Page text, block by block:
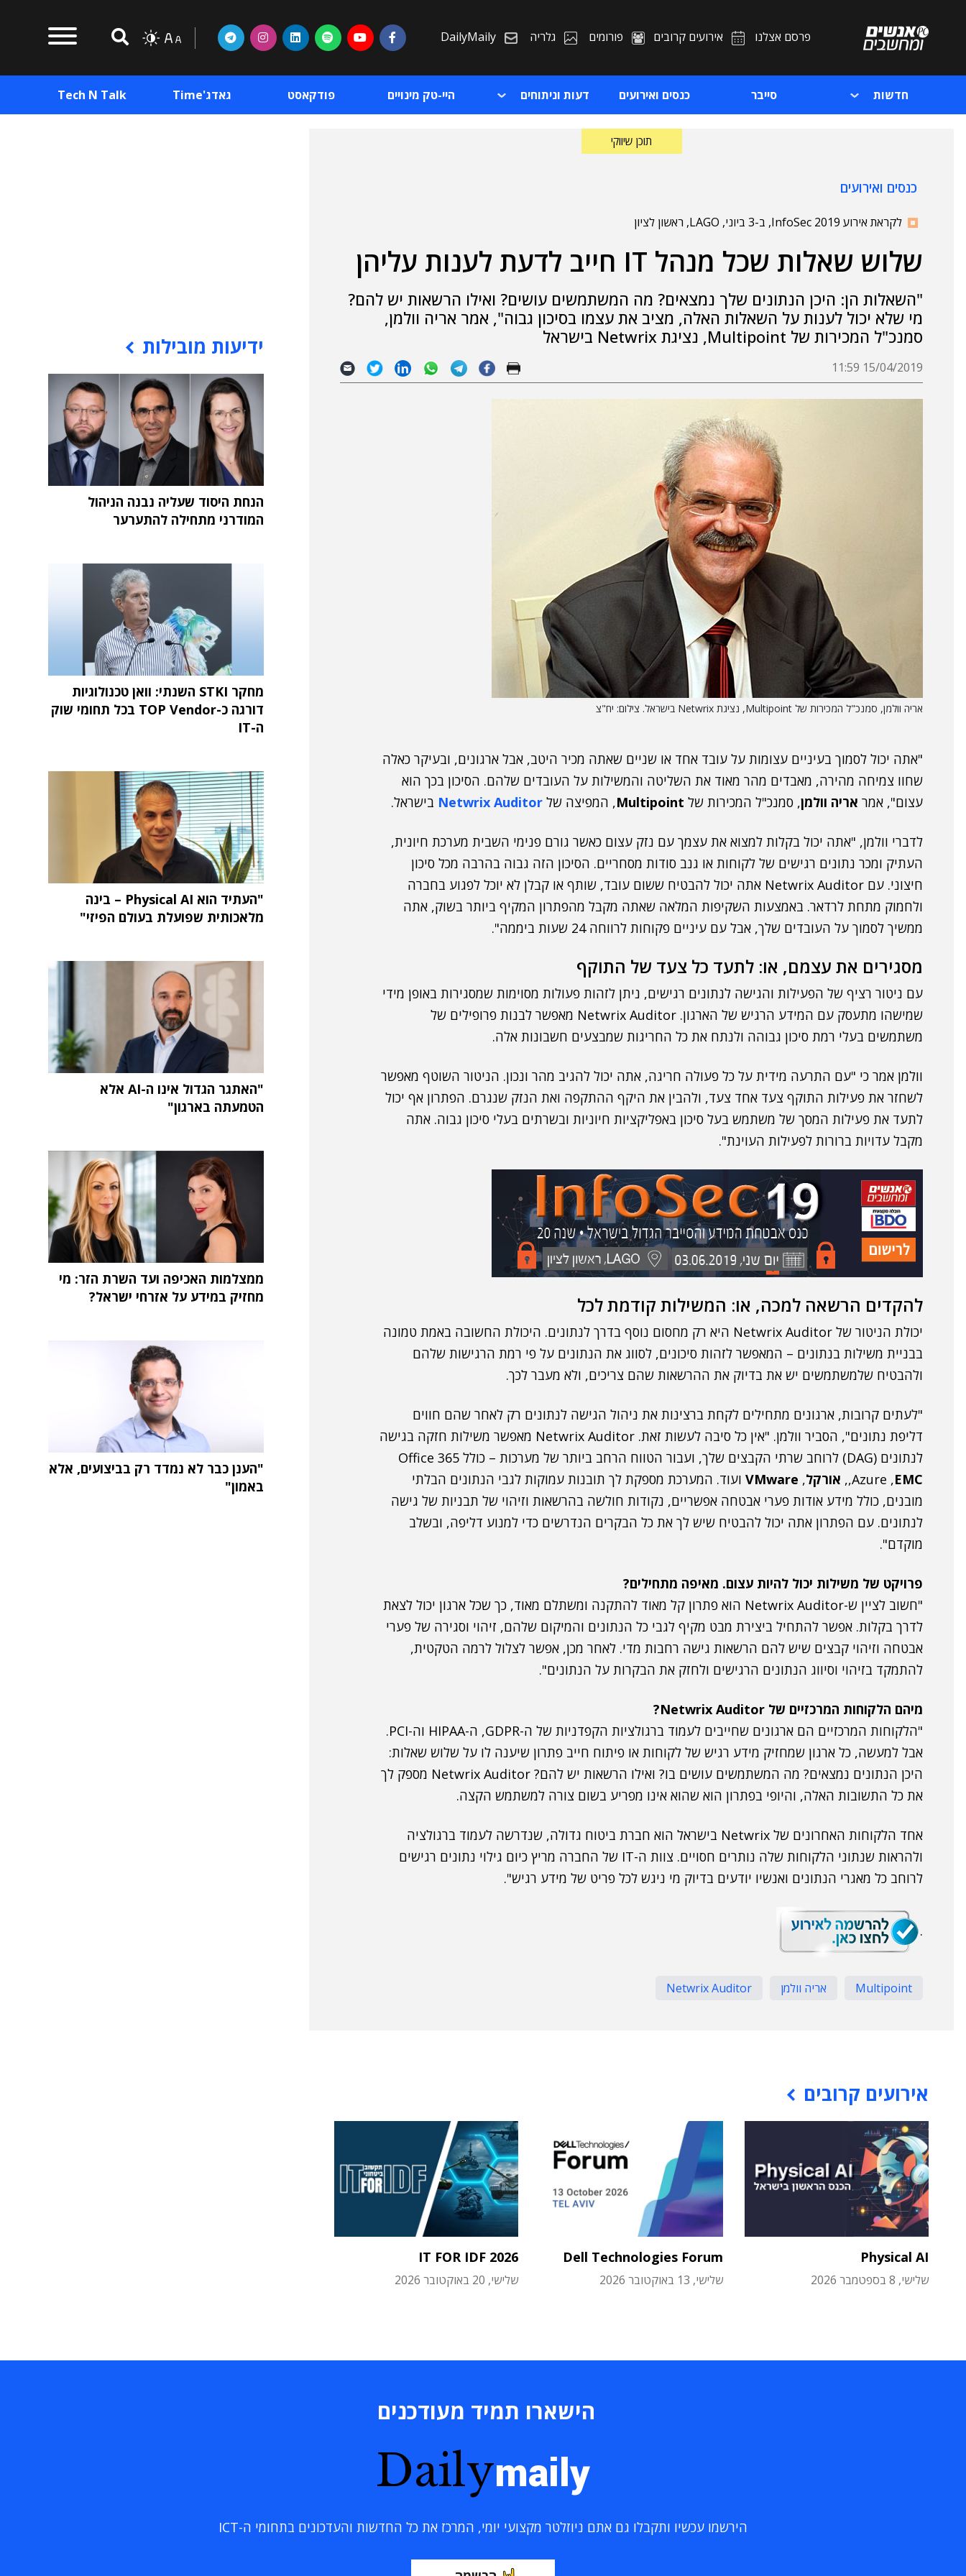
פרסם אצלנו אירועים קרובים פורומים גלריה DailyMaily
חדשות סייבר כנסים ואירועים דעות וניתוחים היי-טק מינויים פודקאסט גאדג'Time Tech N Talk
תוכן שיווקי
כנסים ואירועים
לקראת אירוע InfoSec 2019, ב-3 ביוני, LAGO, ראשון לציון
שלוש שאלות שכל מנהל IT חייב לדעת לענות עליהן
"השאלות הן: היכן הנתונים שלך נמצאים? מה המשתמשים עושים? ואילו הרשאות יש להם?
מי שלא יכול לענות על השאלות האלה, מציב את עצמו בסיכון גבוה", אמר אריה וולמן,
סמנכ"ל המכירות של Multipoint, נציגת Netwrix בישראל
15/04/2019 11:59
אריה וולמן, סמנכ"ל המכירות של Multipoint, נציגת Netwrix בישראל. צילום: יח"צ
"אתה יכול לסמוך בעיניים עצומות על עובד אחד או שניים שאתה מכיר היטב, אבל ארגונים, ובעיקר כאלה
שחוו צמיחה מהירה, מאבדים מהר מאוד את השליטה והמשילות על העובדים שלהם. הסיכון בכך הוא
עצום", אמר אריה וולמן, סמנכ"ל המכירות של Multipoint, המפיצה של Netwrix Auditor בישראל.
לדברי וולמן, "אתה יכול בקלות למצוא את עצמך עם נזק עצום כאשר גורם פנימי השבית מערכת חיונית,
העתיק ומכר נתונים רגישים של לקוחות או גנב סודות מסחריים. הסיכון הזה גבוה בהרבה מכל סיכון
חיצוני. עם Netwrix Auditor אתה יכול להבטיח ששום עובד, שותף או קבלן לא יוכל לפגוע בחברה
ולחמוק מתחת לרדאר. באמצעות השקיפות המלאה שאתה מקבל מהפתרון המקיף ביותר בשוק, אתה
ממשיך לסמוך על העובדים שלך, אבל עם עיניים פקוחות לרווחה 24 שעות ביממה".
מסגירים את עצמם, או: לתעד כל צעד של התוקף
עם ניטור רציף של הפעילות והגישה לנתונים רגישים, ניתן לזהות פעולות מסוימות שמסגירות באופן מידי
שמישהו מתעסק עם המידע הרגיש של הארגון. Netwrix Auditor מאפשר לבנות פרופילים של
משתמשים בעלי רמת סיכון גבוהה ולנתח את כל החריגות שמבצעים חשבונות אלה.
וולמן אמר כי "עם התרעה מידית על כל פעולה חריגה, אתה יכול להגיב מהר ונכון. הניטור השוטף מאפשר
לשחזר את פעילות התוקף צעד אחד צעד, ולהבין את היקף ההתקפה ואת הנזק שנגרם. הפתרון אף יכול
לתעד את פעילות המסך של משתמש בעל סיכון באפליקציות חיוניות ובשרתים בעלי סיכון גבוה. אתה
מקבל עדויות ברורות לפעילות העוינת".
להקדים הרשאה למכה, או: המשילות קודמת לכל
יכולת הניטור של Netwrix Auditor היא רק מחסום נוסף בדרך לנתונים. היכולת החשובה באמת טמונה
בבניית משילות בנתונים – המאפשר לזהות סיכונים, לסווג את הנתונים על פי רמת הרגישות שלהם
ולהבטיח שלמשתמשים יש את בדיוק את ההרשאות שהם צריכים, ולא מעבר לכך.
"לעתים קרובות, ארגונים מתחילים לקחת ברצינות את ניהול הגישה לנתונים רק לאחר שהם חווים
דליפת נתונים", הסביר וולמן. "אין כל סיבה לעשות זאת. Netwrix Auditor מאפשר משילות חזקה בגישה
לנתונים (DAG) לרוחב שרתי הקבצים שלך, ועבור הטווח הרחב ביותר של מערכות – כולל Office 365
,Azure ,EMC
, אורקל,
VMware ועוד. המערכת מספקת לך תובנות עמוקות לגבי הנתונים הבלתי
מובנים, כולל מידע אודות פערי אבטחה אפשריים, נקודות חולשה בהרשאות וזיהוי של תבניות של גישה
לנתונים. עם הפתרון אתה יכול להבטיח שיש לך את כל הבקרים הנדרשים כדי למנוע דליפה, ובשלב
מוקדם".
פרויקט של משילות יכול להיות עצום. מאיפה מתחילים?
"חשוב לציין ש-Netwrix Auditor הוא פתרון קל מאוד להתקנה ומשתלם מאוד, כך שכל ארגון יכול לצאת
לדרך בקלות. אפשר להתחיל ביצירת מבט מקיף לגבי כל הנתונים והמיקום שלהם, זיהוי וסגירה של פערי
אבטחה וזיהוי קבצים שיש להם הרשאות גישה רחבות מדי. לאחר מכן, אפשר לצלול לרמה הטקטית,
להתמקד בזיהוי וסיווג הנתונים הרגישים ולחזק את הבקרות על הנתונים".
מיהם הלקוחות המרכזיים של Netwrix Auditor?
"הלקוחות המרכזיים הם ארגונים שחייבים לעמוד ברגולציות הקפדניות של ה-GDPR, ה-HIPAA וה-PCI.
אבל למעשה, כל ארגון שמחזיק מידע רגיש של לקוחות או פיתוח חייב פתרון שיענה לו על שלוש שאלות:
היכן הנתונים נמצאים? מה המשתמשים עושים בו? ואילו הרשאות יש להם? Netwrix Auditor מספק לך
את כל התשובות האלה, והיופי בפתרון הוא שהוא אינו מפריע בשום צורה למשתמש הקצה.
אחד הלקוחות האחרונים של Netwrix בישראל הוא חברת ביטוח גדולה, שנדרשה לעמוד ברגולציה
ולהראות שנתוני הלקוחות שלה נותרים חסויים. צוות ה-IT של החברה מריץ כיום גילוי נתונים רגישים
לרוחב כל מאגרי הנתונים ואנשיו יודעים בדיוק מי ניגש לכל פריט של מידע רגיש".
.
Multipoint אריה וולמן Netwrix Auditor
אירועים קרובים
Physical AI
שלישי, 8 בספטמבר 2026
Dell Technologies Forum
שלישי, 13 באוקטובר 2026
IT FOR IDF 2026
שלישי, 20 באוקטובר 2026
ידיעות מובילות
הנחת היסוד שעליה נבנה הניהול
המודרני מתחילה להתערער
מחקר STKI השנתי: וואן טכנולוגיות
דורגה כ-TOP Vendor בכל תחומי שוק
ה-IT
"העתיד הוא Physical AI – בינה
מלאכותית שפועלת בעולם הפיזי"
"האתגר הגדול אינו ה-AI אלא
הטמעתה בארגון"
ממצלמות האכיפה ועד השרת הזר: מי
מחזיק במידע על אזרחי ישראל?
"הענן כבר לא נמדד רק בביצועים, אלא
באמון"
הישארו תמיד מעודכנים
Dailymaily
הירשמו עכשיו ותקבלו גם אתם ניוזלטר מקצועי יומי, המרכז את כל החדשות והעדכונים בתחומי ה-ICT